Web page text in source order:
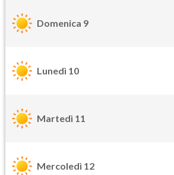
Domenica 9
Lunedì 10
Martedì 11
Mercoledì 12